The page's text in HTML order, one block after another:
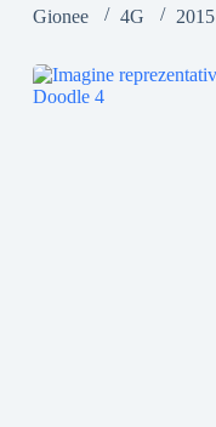
Gionee
4G 2015